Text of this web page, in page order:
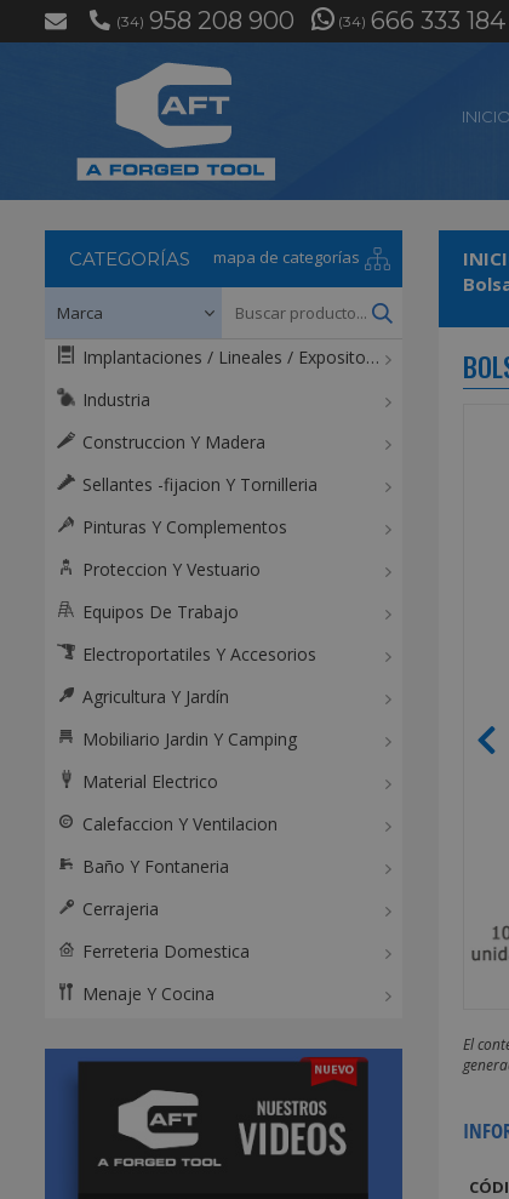
(34) 958 208 900 (34) 666 333 184
INICIO
El
CATEGORÍAS mapa de categorías
Implantaciones / Lineales / Expositores / Mostradores
Industria
Construccion Y Madera
Sellantes -fijacion Y Tornilleria
Pinturas Y Complementos
Proteccion Y Vestuario
Equipos De Trabajo
Electroportatiles Y Accesorios
Agricultura Y Jardín
Mobiliario Jardin Y Camping
Material Electrico
Calefaccion Y Ventilacion
Baño Y Fontaneria
Cerrajeria
Ferreteria Domestica
Menaje Y Cocina